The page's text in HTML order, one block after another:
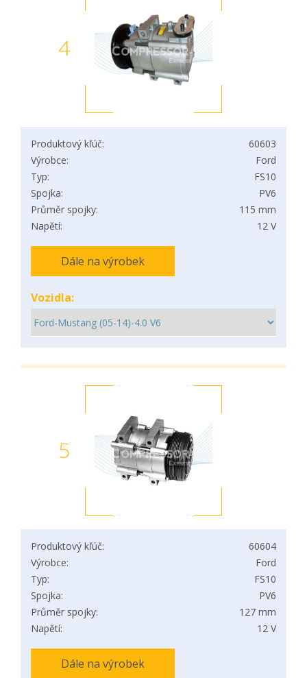
4
Produktový kľúč:
60603
Výrobce:
Ford
Typ:
FS10
Spojka:
PV6
Průměr spojky:
115 mm
Napětí:
12 V
Dále na výrobek
Vozidla:
5
Produktový kľúč:
60604
Výrobce:
Ford
Typ:
FS10
Spojka:
PV6
Průměr spojky:
127 mm
Napětí:
12 V
Dále na výrobek